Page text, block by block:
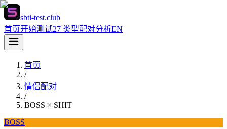
sbti-test.club
首页开始测试27 类型配对分析EN
首页
/
情侣配对
/
BOSS × SHIT
BOSS